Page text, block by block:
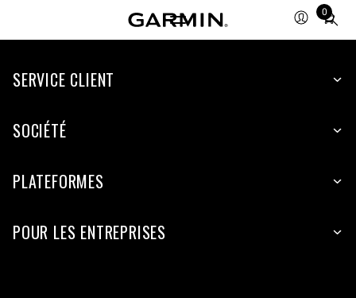
0
Total
items
cart:
SERVICE CLIENT
SOCIÉTÉ
PLATEFORMES
POUR LES ENTREPRISES